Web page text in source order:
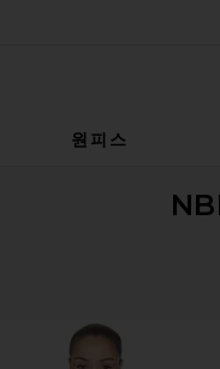
원피스